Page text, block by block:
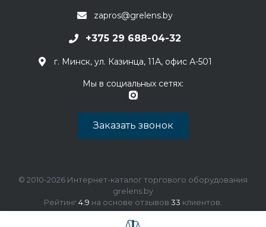
zapros@grelens.by
+375 29 688-04-32
г. Минск, ул. Казинца, 11А, офис А-501
Мы в социальных сетях:
Заказать звонок
© 2010-2026 Интернет-каталог торгового оборудования
grelens.by
Рейтинг4.9 на основе отзывов 33 клиентов.